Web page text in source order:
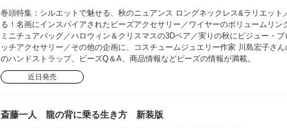
巻頭特集：シルエットで魅せる、秋のニュアンス ロングネックレス&ラリエット
る！名画にインスパイアされたビーズアクセサリー／ワイヤーのボリュームリン
ミニチュアバッグ／ハロウィン＆クリスマスの3Dベア／実りの秋にビジュー・
ッチアクセサリー／その他の企画に、コスチュームジュエリー作家 川島宏子さ
のハンドストラップ、ビーズQ＆A、商品情報などビーズの情報が満載。
近日発売
斎藤一人 龍の背に乗る生き方 新装版